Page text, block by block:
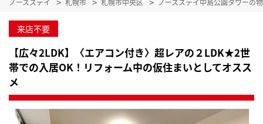
ノースステイ 札幌市 札幌市中央区 ノースステイ中島公園タワーの
来店不要
【広々2LDK】〈エアコン付き〉超レアの２LDK★2世
帯での入居OK！リフォーム中の仮住まいとしてオスス
メ